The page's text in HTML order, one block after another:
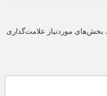
بخش‌های موردنیاز علامت‌گذاری